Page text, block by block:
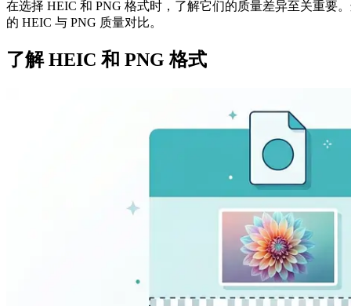
在选择 HEIC 和 PNG 格式时，了解它们的质量差异至关重
的 HEIC 与 PNG 质量对比。
了解 HEIC 和 PNG 格式